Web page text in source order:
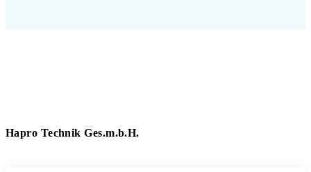
Hapro Technik Ges.m.b.H.